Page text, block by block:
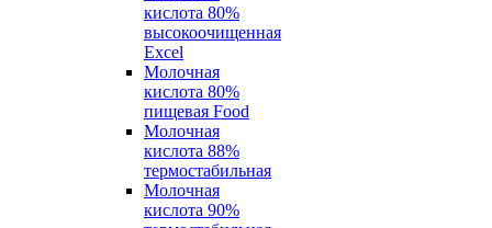
кислота 80%
высокоочищенная
Excel
Молочная
кислота 80%
пищевая Food
Молочная
кислота 88%
термостабильная
Молочная
кислота 90%